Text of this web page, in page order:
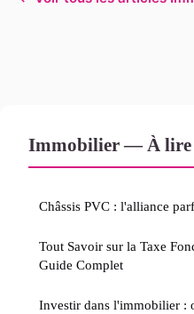
Immobilier — À lire
Châssis PVC : l'alliance
Tout Savoir sur la Taxe
Guide Complet
Investir dans l'immobilier :